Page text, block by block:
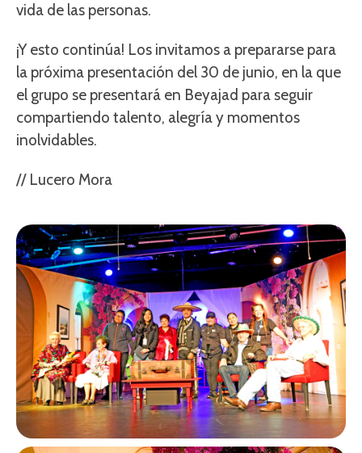
vida de las personas.
¡Y esto continúa! Los invitamos a prepararse para
la próxima presentación del 30 de junio, en la que
el grupo se presentará en Beyajad para seguir
compartiendo talento, alegría y momentos
inolvidables.
// Lucero Mora